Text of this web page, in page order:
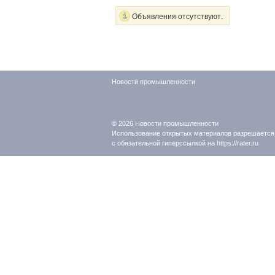
Объявления отсутствуют.
Новости промышленности
© 2026 Новости промышленности
Использование открытых материалов разрешается
с обязательной гиперссылкой на https://rater.ru